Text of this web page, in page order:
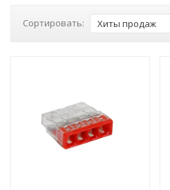
Сортировать: Хиты продаж